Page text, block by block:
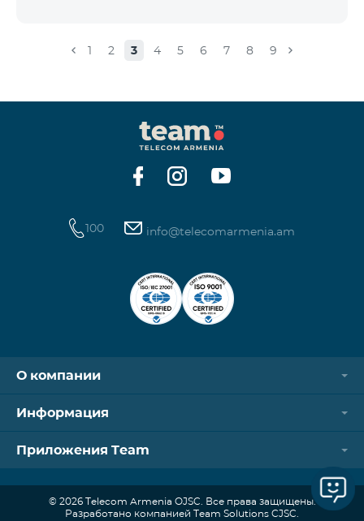
от: 3,730 AMD ASUS B1502CV - 359,000 ֏ |
ASUS X1504V - 264,000 ֏ | Ежемесячный платеж от:
5,500 AMD ASUS E1504G - 175,000 ֏ | Ежемесячный
платеж от: 3,645 AMD Dell Vostro 3520 - 159,000 ֏ |
Ежемесячный платеж от: 3,320
1 2 3 4 5 6 7 8 9
100 info@telecomarmenia.am
О компании
Информация
Приложения Team
© 2026 Telecom Armenia OJSC. Все права защищены.
Разработано компанией Team Solutions CJSC.